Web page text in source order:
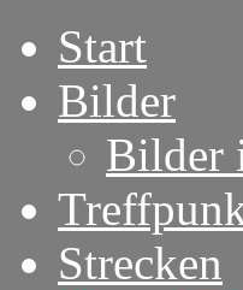
Start
Bilder
Bilder
Strecken